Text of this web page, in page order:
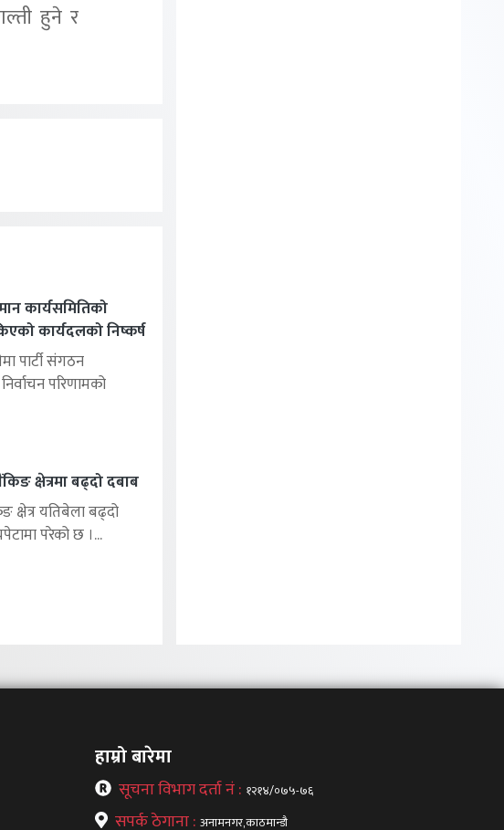
हुने र
कार्यसमितिको
कार्यदलको निष्कर्ष
पार्टी संगठन
परिणामको
क्षेत्रमा बढ्दो दबाब
क्षेत्र यतिबेला बढ्दो
परेको छ ।...
हाम्रो बारेमा
सूचना विभाग दर्ता नं : १२१४/०७५-७६
सपर्क ठेगाना : अनामनगर,काठमान्डौ